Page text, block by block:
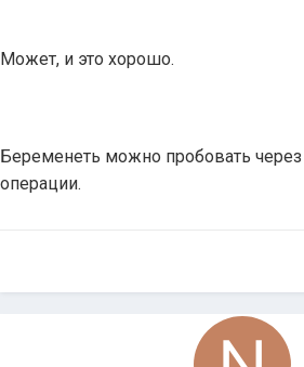
Может, и это хорошо.
Беременеть можно пробовать
операции.